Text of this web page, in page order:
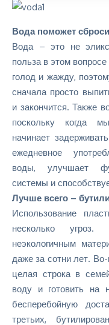
Вода поможет
Вода – это не
польза в этом
голод и жажду,
сначала просто
и закончится. Также
поскольку когда
начинает
ежедневное
воды, улучшает
системы и
Лучше всего –
Использование
несколько угроз.
неэкологичным
даже за сотни лет.
целая строка в
воду и готовить на
бесперебойную
третьих,